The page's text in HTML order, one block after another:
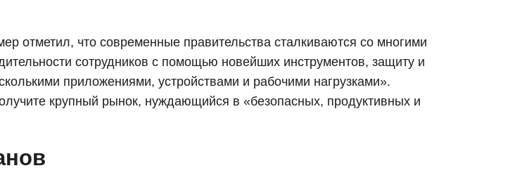
отметил, что современные правительства сталкиваются со многими
сотрудников с помощью новейших инструментов, защиту и
приложениями, устройствами и рабочими нагрузками».
крупный рынок, нуждающийся в «безопасных, продуктивных и